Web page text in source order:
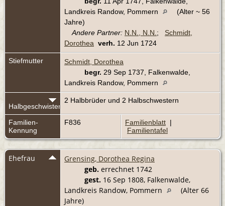
Landkreis Randow, Pommern
(Alter ~ 56
Jahre)
Andere Partner: N.N., N.N. ; Schmidt,
Dorothea verh. 12 Jun 1724
Stiefmutter
Schmidt, Dorothea
begr. 29 Sep 1737, Falkenwalde,
Landkreis Randow, Pommern
Halbgeschwister
2 Halbbrüder und 2 Halbschwestern
Familien-
Kennung
F836 Familienblatt |
Familientafel
Ehefrau
Grensing, Dorothea Regina
geb. errechnet 1742
gest. 16 Sep 1808, Falkenwalde,
Landkreis Randow, Pommern
(Alter 66
Jahre)